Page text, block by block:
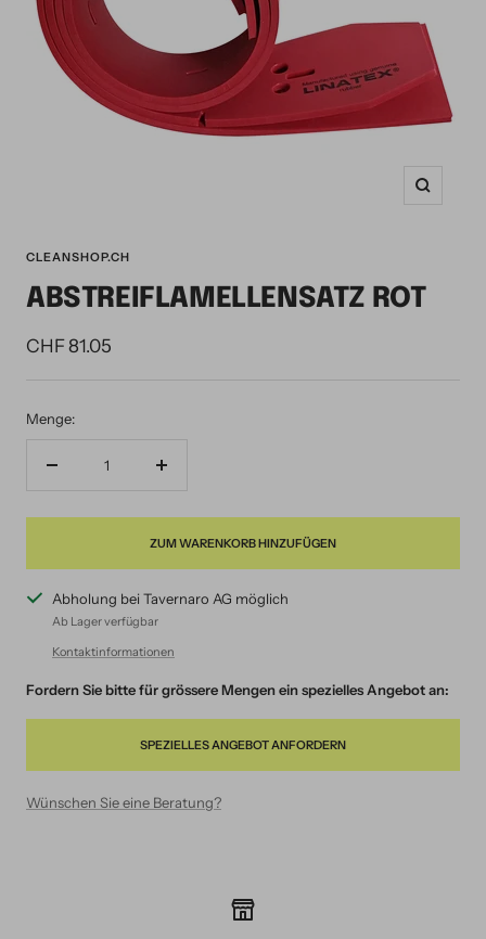
Zoom
CLEANSHOP.CH
ABSTREIFLAMELLENSATZ ROT
Angebotspreis
CHF 81.05
Menge:
Menge
ZUM WARENKORB HINZUFÜGEN
Abholung bei Tavernaro AG möglich
Ab Lager verfügbar
Kontaktinformationen
Fordern Sie bitte für grössere Mengen ein spezielles Angebot an:
SPEZIELLES ANGEBOT ANFORDERN
Wünschen Sie eine Beratung?